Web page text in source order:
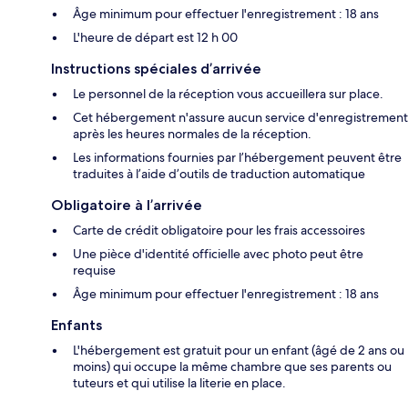
Âge minimum pour effectuer l'enregistrement : 18 ans
L'heure de départ est 12 h 00
Instructions spéciales d’arrivée
Le personnel de la réception vous accueillera sur place.
Cet hébergement n'assure aucun service d'enregistrement
après les heures normales de la réception.
Les informations fournies par l’hébergement peuvent être
traduites à l’aide d’outils de traduction automatique
Obligatoire à l’arrivée
Carte de crédit obligatoire pour les frais accessoires
Une pièce d'identité officielle avec photo peut être
requise
Âge minimum pour effectuer l'enregistrement : 18 ans
Enfants
L'hébergement est gratuit pour un enfant (âgé de 2 ans ou
moins) qui occupe la même chambre que ses parents ou
tuteurs et qui utilise la literie en place.